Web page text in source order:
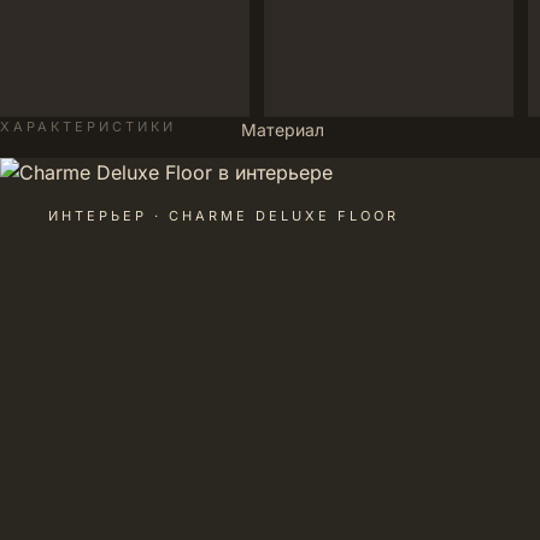
ХАРАКТЕРИСТИКИ Материал
ИНТЕРЬЕР · CHARME DELUXE FLOOR